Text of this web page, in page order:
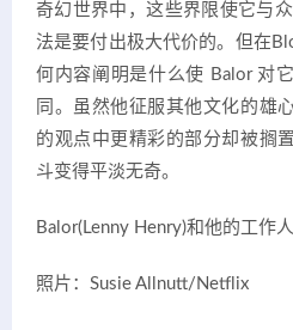
奇幻世界中，这些界限使它与
法是要付出极大代价的。但在
何内容阐明是什么使 Balor 对
同。虽然他征服其他文化的雄
的观点中更精彩的部分却被搁
斗变得平淡无奇。
Balor(Lenny Henry)和他的工作
照片：Susie Allnutt/Netflix